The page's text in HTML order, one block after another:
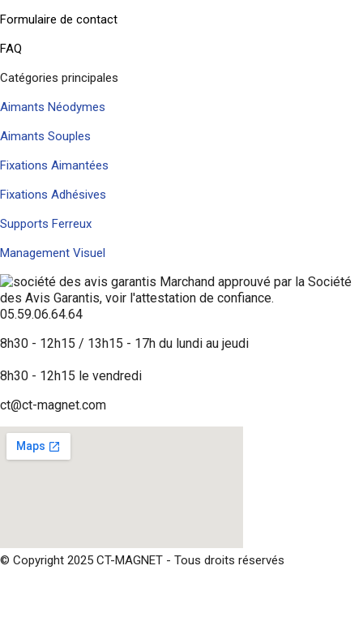
Formulaire de contact
FAQ
Catégories principales
Aimants Néodymes
Aimants Souples
Fixations Aimantées
Fixations Adhésives
Supports Ferreux
Management Visuel
Marchand approuvé par la Société
des Avis Garantis, voir l'attestation de confiance.
05.59.06.64.64
8h30 - 12h15 / 13h15 - 17h du lundi au jeudi
8h30 - 12h15 le vendredi
ct@ct-magnet.com
© Copyright 2025 CT-MAGNET - Tous droits réservés